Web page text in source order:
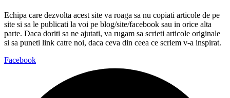
Echipa care dezvolta acest site va roaga sa nu copiati articole de pe
site si sa le publicati la voi pe blog/site/facebook sau in orice alta
parte. Daca doriti sa ne ajutati, va rugam sa scrieti articole originale
si sa puneti link catre noi, daca ceva din ceea ce scriem v-a inspirat.
Facebook